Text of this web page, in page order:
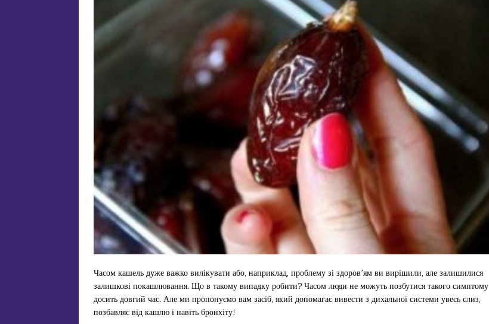
Часом кашель дуже важко вилікувати або, наприклад, проблему зі здоров’ям ви вирішили, але залишилися
залишкові покашлювання. Що в такому випадку робити? Часом люди не можуть позбутися такого симптому
досить довгий час. Але ми пропонуємо вам засіб, який допомагає вивести з дихальної системи увесь слиз,
позбавляє від кашлю і навіть бронхіту!